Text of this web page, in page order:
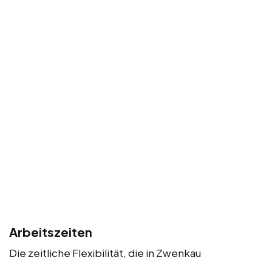
Arbeitszeiten
Die zeitliche Flexibilität, die in Zwenkau